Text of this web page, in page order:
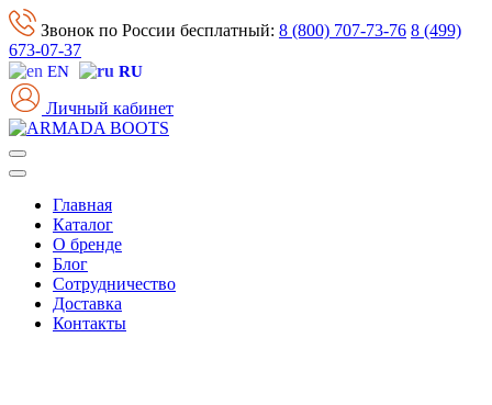
Звонок по России бесплатный: 8 (800) 707-73-76 8 (499)
673-07-37
EN RU
Личный кабинет
Главная
Каталог
О бренде
Блог
Сотрудничество
Доставка
Контакты